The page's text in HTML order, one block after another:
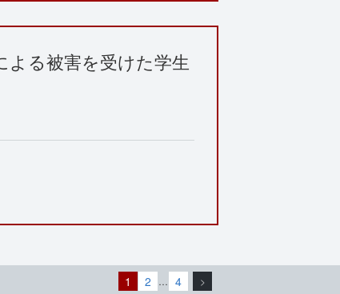
よる被害を受けた学生
1 2 … 4 >